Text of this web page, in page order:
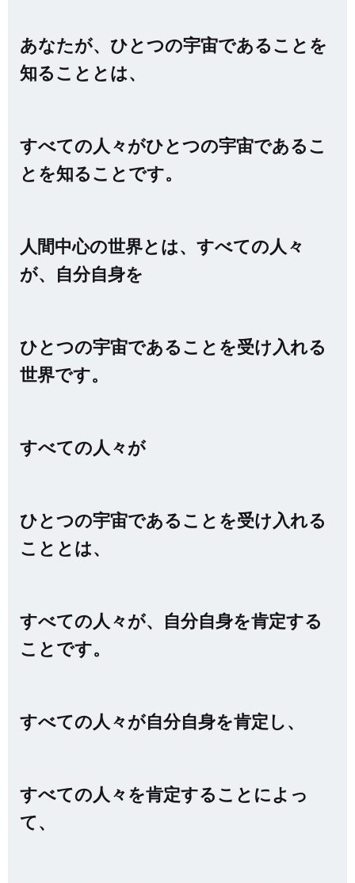
あなたが、ひとつの宇宙であることを
知ることとは、
すべての人々がひとつの宇宙であるこ
とを知ることです。
人間中心の世界とは、すべての人々
が、自分自身を
ひとつの宇宙であることを受け入れる
世界です。
すべての人々が
ひとつの宇宙であることを受け入れる
こととは、
すべての人々が、自分自身を肯定する
ことです。
すべての人々が自分自身を肯定し、
すべての人々を肯定することによっ
て、